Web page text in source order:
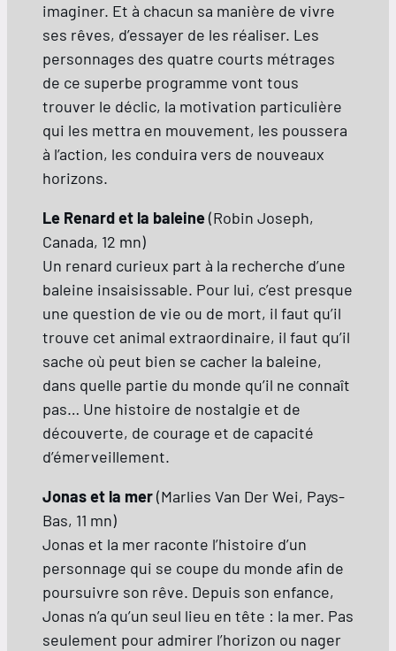
imaginer. Et à chacun sa manière de vivre
ses rêves, d’essayer de les réaliser. Les
personnages des quatre courts métrages
de ce superbe programme vont tous
trouver le déclic, la motivation particulière
qui les mettra en mouvement, les poussera
à l’action, les conduira vers de nouveaux
horizons.
Le Renard et la baleine(Robin Joseph,
Canada, 12 mn)
Un renard curieux part à la recherche d’une
baleine insaisissable. Pour lui, c’est presque
une question de vie ou de mort, il faut qu’il
trouve cet animal extraordinaire, il faut qu’il
sache où peut bien se cacher la baleine,
dans quelle partie du monde qu’il ne connaît
pas… Une histoire de nostalgie et de
découverte, de courage et de capacité
d’émerveillement.
Jonas et la mer(Marlies Van Der Wei, Pays-
Bas, 11 mn)
Jonas et la mer raconte l’histoire d’un
personnage qui se coupe du monde afin de
poursuivre son rêve. Depuis son enfance,
Jonas n’a qu’un seul lieu en tête : la mer. Pas
seulement pour admirer l’horizon ou nager